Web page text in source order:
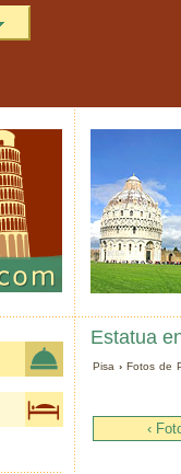
Estatua
Pisa ›Fotos de
‹